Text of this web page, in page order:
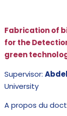
Fabrication of
for the
green
Supervisor:
University
A propos du